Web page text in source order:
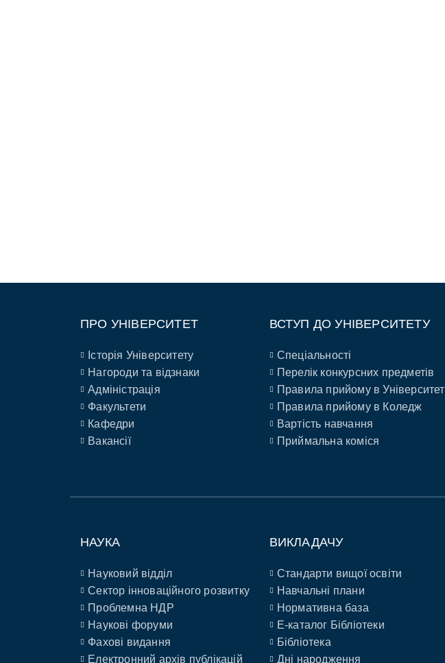
ПРО УНІВЕРСИТЕТ
Історія Університету
Нагороди та відзнаки
Адміністрація
Факультети
Кафедри
Вакансії
ВСТУП ДО УНІВЕРСИТЕТУ
Спеціальності
Перелік конкурсних предметів
Правила прийому в Університет
Правила прийому в Коледж
Вартість навчання
Приймальна коміся
НАУКА
Науковий відділ
Сектор інноваційного розвитку
Проблемна НДР
Наукові форуми
Фахові видання
Електронний архів публікацій
ВИКЛАДАЧУ
Стандарти вищої освіти
Навчальні плани
Нормативна база
E-каталог Бібліотеки
Бібліотека
Дні народження